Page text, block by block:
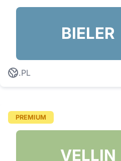
BIELER
.PL
PREMIUM
VELLIN